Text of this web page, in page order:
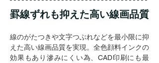
罫線ずれも抑えた高い線画品質
線のがたつきや文字つぶれなどを最小限に抑
えた高い線画品質を実現。全色顔料インクの
効果もあり滲みにくい為、CAD印刷にも最